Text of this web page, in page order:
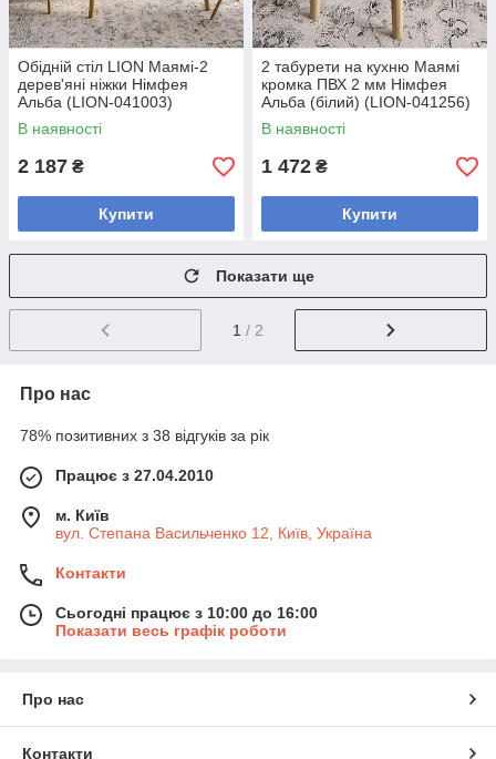
Обідній стіл LION Маямі-2
дерев'яні ніжки Німфея
Альба (LION-041003)
В наявності
2 187 ₴
Купити
2 табурети на кухню Маямі
кромка ПВХ 2 мм Німфея
Альба (білий) (LION-041256)
В наявності
1 472 ₴
Купити
Показати ще
1 / 2
Про нас
78% позитивних з 38 відгуків за рік
Працює з 27.04.2010
м. Київ
вул. Степана Васильченко 12, Київ, Україна
Контакти
Сьогодні працює з 10:00 до 16:00
Показати весь графік роботи
Про нас
Контакти